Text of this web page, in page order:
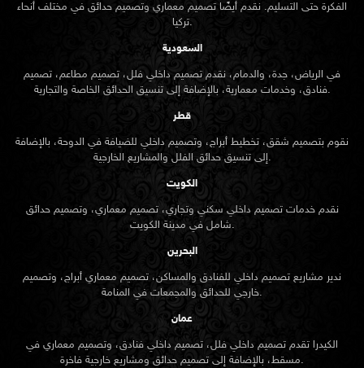
الفكرة حتى التسليم. نقدم أيضًا تصميم معماري وتصميم حدائق في مختلف أنحاء
تركيا.
السعودية
في الرياض، جدة، والدمام، نقدم تصميم داخلي فلل، تصميم مطاعم، تصميم
فنادق، وخدمات معمارية، بالإضافة إلى تنسيق الحدائق الخاصة والتجارية.
قطر
نقوم بتصميم شقق، تخطيط أبراج، وتصميم داخلي للضيافة في الدوحة، بالإضافة
إلى تنسيق حدائق الفلل والمشاريع الخارجية.
الكويت
نقدم خدمات تصميم داخلي سكني وتجاري، تصميم معماري، وتصميم حدائق
شامل في مدينة الكويت.
البحرين
ندير مشاريع تصميم داخلي للفنادق والمساكن، تصميم معماري أبراج، وتصميم
خارجي للحدائق والمجمعات في المنامة.
عمان
الكيدرا تقدم تصميم داخلي فلل، تصميم داخلي فنادق، وتصميم معماري في
مسقط، بالإضافة إلى تصميم حدائق ومشاريع خارجية فاخرة.